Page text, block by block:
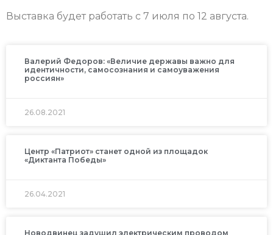
Выставка будет работать с 7 июля по 12 августа.
Валерий Федоров: «Величие державы важно для
идентичности, самосознания и самоуважения
россиян»
26.08.2021
Центр «Патриот» станет одной из площадок
«Диктанта Победы»
26.04.2021
Новодвинец задушил электрическим проводом